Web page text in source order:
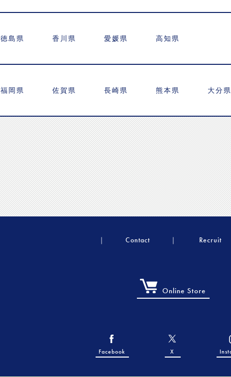
徳島県 香川県 愛媛県 高知県
福岡県 佐賀県 長崎県 熊本県 大分県
Contact Recruit
Online Store
Facebook X